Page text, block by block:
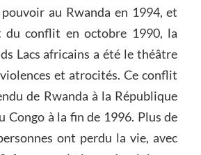
au Rwanda en 1994, et
du conflit en octobre 1990, la
Lacs africains a été le théâtre
et atrocités. Ce conflit
de Rwanda à la République
Congo à la fin de 1996. Plus de
ont perdu la vie, avec